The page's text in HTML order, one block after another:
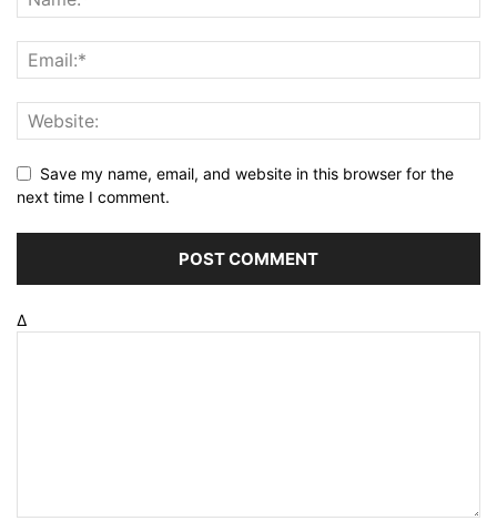
Save my name, email, and website in this browser for the
next time I comment.
Δ